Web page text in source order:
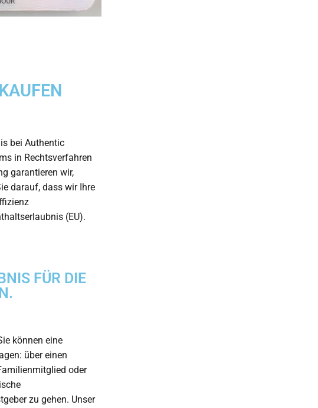
bei Authentic
in Rechtsverfahren
garantieren wir,
darauf, dass wir Ihre
(EU).
FÜR DIE
können eine
über einen
oder
zu gehen. Unser